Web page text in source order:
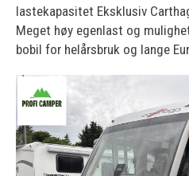
lastekapasitet Eksklusiv
Meget høy egenlast og
bobil for helårsbruk og lange